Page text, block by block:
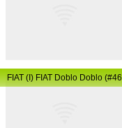
FIAT (I) FIAT Doblo Doblo